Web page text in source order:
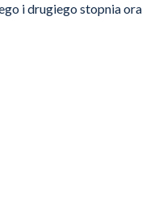
i drugiego stopnia